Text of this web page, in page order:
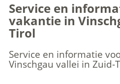
Service en
vakantie in
Tirol
Service en informatie
Vinschgau vallei in Zuid-